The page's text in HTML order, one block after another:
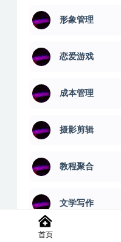
形象管理
恋爱游戏
成本管理
摄影剪辑
教程聚合
文学写作
首页